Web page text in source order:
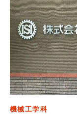
機械工学科